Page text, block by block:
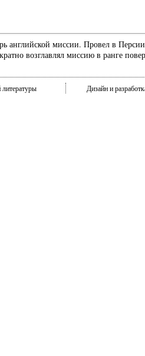
английской миссии. Провел в
возглавлял миссию в ранге
Дизайн и